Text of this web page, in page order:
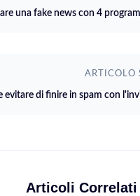
una fake news con 4
ARTICOLO
evitare di finire in spam con
Articoli Correlati